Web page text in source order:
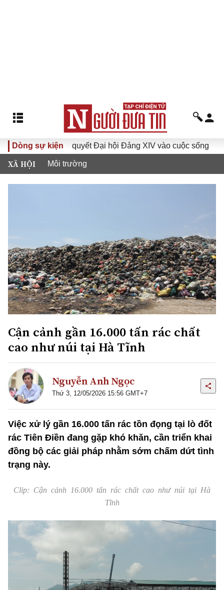
Dòng sự kiện
Nghị quyết Đại hội Đảng XIV vào cuộc sống Hướng tới
XÃ HỘI Môi trường
Cận cảnh gần 16.000 tấn rác chất
cao như núi tại Hà Tĩnh
Nguyễn Anh Ngọc
Thứ 3, 12/05/2026 15:56 GMT+7
Việc xử lý gần 16.000 tấn rác tồn đọng tại lò đốt
rác Tiên Điền đang gặp khó khăn, cần triển khai
đồng bộ các giải pháp nhằm sớm chấm dứt tình
trạng này.
Clip: Cận cảnh 16.000 tấn rác chất cao như núi tại Hà
Tĩnh